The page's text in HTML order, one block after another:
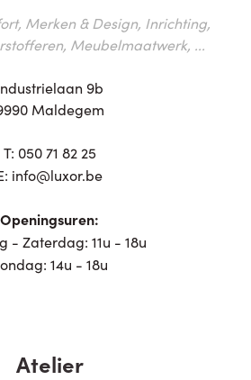
Merken & Design, Inrichting,
Meubelmaatwerk, ...
9b
Maldegem
T: 050 71 82 25
info@luxor.be
Openingsuren:
- Zaterdag: 11u - 18u
14u - 18u
Atelier